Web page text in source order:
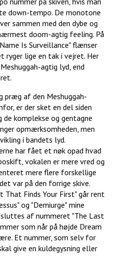
down-tempo. De monotone
sammen med den dybe og
doom-agtig feeling. På
Is Surveillance" flænser
lige en tak i vejret. Her
agtig lyd, end
præg af den Meshuggah-
er der sket en del siden
komplekse og gentagne
opmærksomheden, men
i bandets lyd.
har fået et nøk opad hvad
vokalen er mere vred og
mere flere forskellige
var på den forrige skive.
Finds Your First" går rent
og "Demiurge" mine
af nummeret "The Last
som når på højde Dream
Et nummer, som selv for
give en kuldegysning eller